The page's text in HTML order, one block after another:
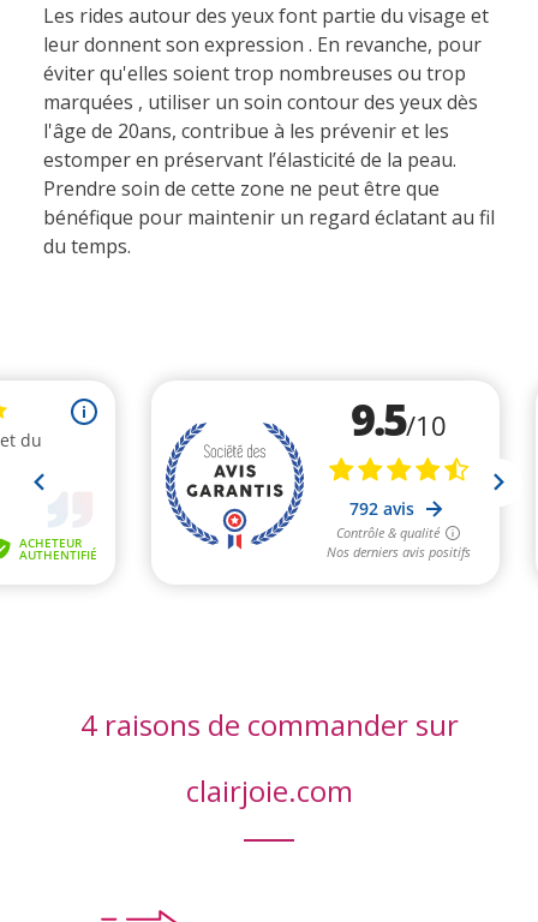
Les rides autour des yeux font partie du visage et
leur donnent son expression . En revanche, pour
éviter qu'elles soient trop nombreuses ou trop
marquées , utiliser un soin contour des yeux dès
l'âge de 20ans, contribue à les prévenir et les
estomper en préservant l’élasticité de la peau.
Prendre soin de cette zone ne peut être que
bénéfique pour maintenir un regard éclatant au fil
du temps.
4 raisons de commander sur
clairjoie.com